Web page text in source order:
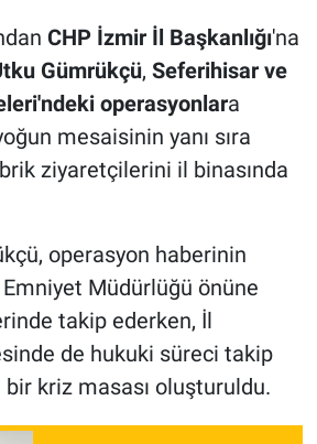
CHP İzmir İl Başkanlığı'na
Gümrükçü, Seferihisar ve
operasyonlara
mesaisinin yanı sıra
ziyaretçilerini il binasında
operasyon haberinin
Müdürlüğü önüne
takip ederken, İl
de hukuki süreci takip
kriz masası oluşturuldu.